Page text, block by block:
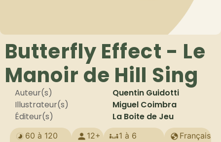
Butterfly Effect - Le
Manoir de Hill Sing
Auteur(s)
Quentin Guidotti
Illustrateur(s)
Miguel Coimbra
Éditeur(s)
La Boite de Jeu
60 à 120
12+
1 à 6
Français